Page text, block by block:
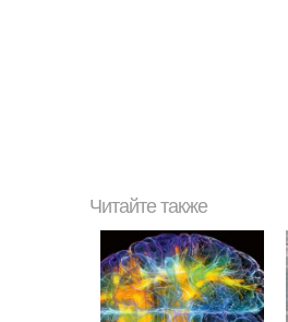
Читайте также